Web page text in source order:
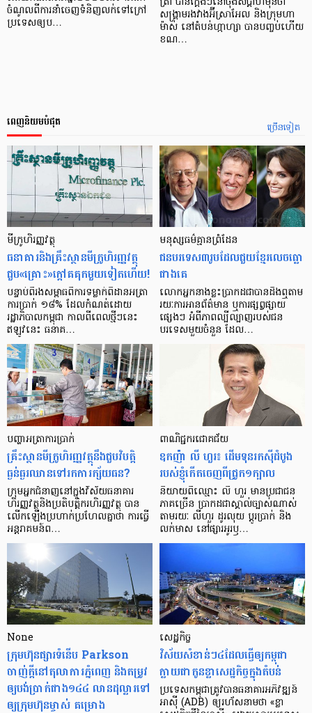
ចំណូលពីការនាំចេញទំនិញលក់ទៅក្រៅ
ប្រទេសឲ្យប…
សង្គ្រាមរងវាងអ៊ីស្រាអែល និងក្រុមហា
ម៉ាស់ នៅតំបន់ហ្កាហ្សា បានបញ្ចប់ហើយ
ខណ…
ច្រើនទៀត
ពេញនិយមបំផុត
មីក្រូ​ហិរញ្ញវត្ថុ
ធនាគារ​និង​គ្រឹះស្ថាន​មីក្រូ​ហិរញ្ញវត្ថុ​
ជួប«គ្រោះ»ក្តៅ​គគុក​មួយ​ទៀត​ហើយ!
បន្ទាប់​ពី​រង​សម្ពាធ​​ពី​ការ​ទម្លាក់​ពិដាន​អត្រា​
ការ​ប្រាក់ ១៨​% ដែល​កំណត់​ដោយ​
រដ្ឋាភិបាល​កម្ពុជា កាល​ពី​ពេល​ថ្មីៗ​នេះ
ឥឡូវ​នេះ ធនាគ…
មនុស្ស​ធម៌​គ្មាន​ព្រំដែន
ជន​បរទេស​៣​រូប​ដែល​ជួយ​ខ្មែរ​លេច​ធ្លោ​
ជាង​គេ
លោកអ្នក​នាង​ខ្លះ​ប្រាកដ​ជា​បាន​​ដឹង​ឮ​តាម​
រយៈ​ការ​អាន​ព័ត៌មាន ឬ​ការ​ផ្សព្វផ្សាយ​
ផ្សេងៗ អំពី​ភាព​ល្បីល្បាញ​របស់​ជន​
បរទេស​មួយ​ចំនួន ដែល…
បញ្ហា​អត្រា​ការប្រាក់
គ្រឹះស្ថាន​មីក្រូ​ហិរញ្ញវត្ថុ​នឹង​ជួប​វិបត្តិ​
ធ្ងន់ធ្ងរ​ឈាន​ទៅ​រក​ការ​ក្ស័យធន?
ក្រុម​អ្នក​ជំនាញ​នៅ​ក្នុង​វិស័យ​ធនាគារ
ហិរញ្ញវត្ថុ​និង​ប្រតិបត្តិករ​ហិរញ្ញ​វត្ថុ បាន​​
លើក​ឡើង​ប្រហាក់​ប្រហែល​គ្នា​ថា ការ​ធ្វើ​
អន្តរាគមន៍​ព…
ពាណិជ្ជករជោគជ័យ
ឧកញ៉ា លី ហួរ៖ ដើមទុនរកស៊ីដំបូង
របស់ខ្ញុំកើតចេញពីជ្រូក១ក្បាល
និយាយ​ពី​ឈ្មោះ លី ហួរ មាន​ប្រជាជន​
ភាគ​ច្រើន ប្រាកដ​ជា​ស្គាល់​ច្បាស់​ណាស់
តាមរយៈ លីហួរ ដូរ​លុយ ប្តូរ​បា្រក់ និង​
លក់​មាស នៅ​ផ្សារ​អូរ​ឫ…
None
ក្រុមហ៊ុនផ្សារទំនើប Parkson
ចាញ់ក្ដីនៅតុលាការភ្នំពេញ និងតម្រូវ
ឲ្យបង់ប្រាក់ជាង១៤៤ លានដុល្លារទៅ
ឲ្យក្រុមហ៊ុនម្ចាស់ គម្រោង
សេដ្ឋកិច្ច​
វិស័យ​សំខាន់ៗ​៤​ដែល​ធ្វើ​ឲ្យ​កម្ពុជា​
ក្លាយ​ជា​កូន​ខ្លា​សេដ្ឋកិច្ច​ក្នុង​តំបន់
ប្រទេស​កម្ពុជា​ត្រូវ​បាន​ធនាគារ​អភិវឌ្ឍន៍​
អាស៊ី (ADB) ឲ្យ​រហ័ស​នាមថា «ខ្លា​